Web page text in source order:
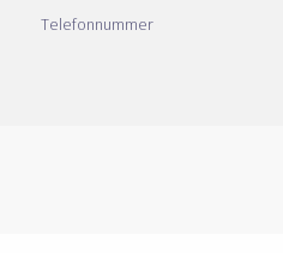
Telefonnummer